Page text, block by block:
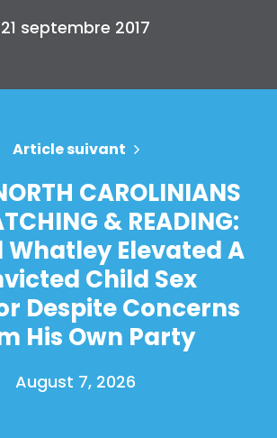
21 septembre 2017
Article suivant
CAROLINIANS
& READING:
Whatley Elevated A
Child Sex
Despite Concerns
His Own Party
August 7, 2026